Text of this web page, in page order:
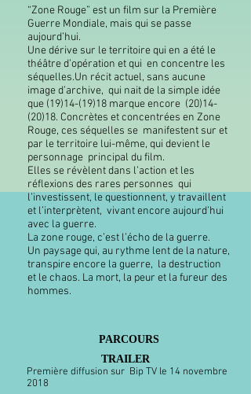
“Zone Rouge” est un film sur la Première
Guerre Mondiale, mais qui se passe
aujourd’hui.
Une dérive sur le territoire qui en a été le
théâtre d’opération et qui en concentre les
séquelles.Un récit actuel, sans aucune
image d’archive, qui nait de la simple idée
que (19)14-(19)18 marque encore (20)14-
(20)18. Concrètes et concentrées en Zone
Rouge, ces séquelles se manifestent sur et
par le territoire lui-même, qui devient le
personnage principal du film.
Elles se révèlent dans l’action et les
réflexions des rares personnes qui
l’investissent, le questionnent, y travaillent
et l’interprètent, vivant encore aujourd’hui
avec la guerre.
La zone rouge, c’est l’écho de la guerre.
Un paysage qui, au rythme lent de la nature,
transpire encore la guerre, la destruction
et le chaos. La mort, la peur et la fureur des
hommes.
PARCOURS
Première diffusion sur Bip TV le 14 novembre
2018
TRAILER